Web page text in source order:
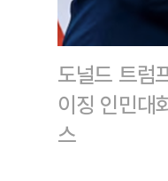
도널드 트럼
이징 인민대
스